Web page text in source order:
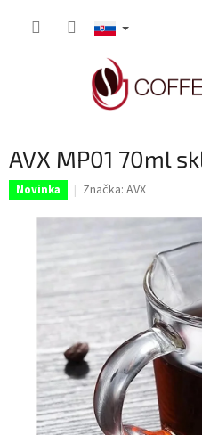
AVX MP01 70ml
Novinka Značka: AVX